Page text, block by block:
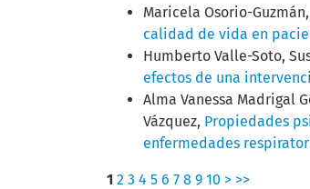
Maricela Osorio-
calidad de vida en
Humberto Valle-Soto,
efectos de una
Alma Vanessa Madrigal
Vázquez, Propiedades
enfermedades
1 2 3 4 5 6 7 8 9 10 > >>